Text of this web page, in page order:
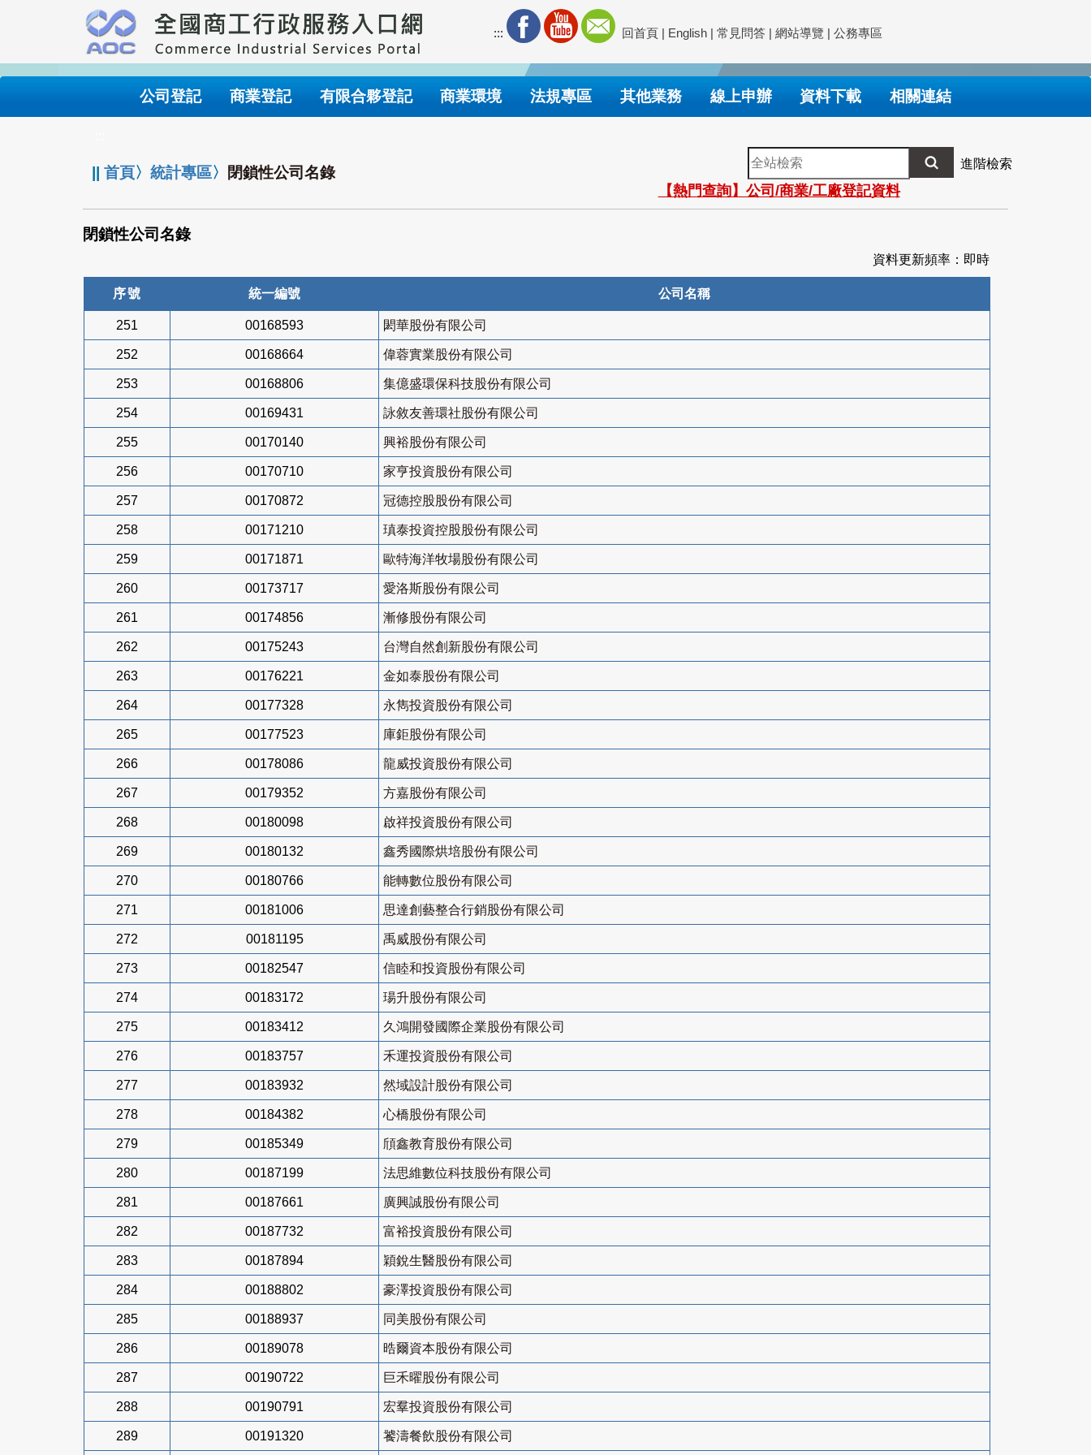
要
內
::: 回首頁 | English | 常見問答 | 網站導覽 | 公務專區
公司登記 商業登記 有限合夥登記 商業環境 法規專區 其他業務 線上申辦 資料下載 相關連結
||首頁〉統計專區〉 閉鎖性公司名錄
全
站
檢
索
進階檢索
【熱門查詢】公司/商業/工廠登記資料
閉鎖性公司名錄
資料更新頻率：即時
序號 統一編號 公司名稱
251 00168593 閎華股份有限公司
252 00168664 偉蓉實業股份有限公司
253 00168806 集億盛環保科技股份有限公司
254 00169431 詠敘友善環社股份有限公司
255 00170140 興裕股份有限公司
256 00170710 家亨投資股份有限公司
257 00170872 冠德控股股份有限公司
258 00171210 瑱泰投資控股股份有限公司
259 00171871 歐特海洋牧場股份有限公司
260 00173717 愛洛斯股份有限公司
261 00174856 漸修股份有限公司
262 00175243 台灣自然創新股份有限公司
263 00176221 金如泰股份有限公司
264 00177328 永雋投資股份有限公司
265 00177523 庫鉅股份有限公司
266 00178086 龍威投資股份有限公司
267 00179352 方嘉股份有限公司
268 00180098 啟祥投資股份有限公司
269 00180132 鑫秀國際烘培股份有限公司
270 00180766 能轉數位股份有限公司
271 00181006 思達創藝整合行銷股份有限公司
272 00181195 禹威股份有限公司
273 00182547 信睦和投資股份有限公司
274 00183172 瑒升股份有限公司
275 00183412 久鴻開發國際企業股份有限公司
276 00183757 禾運投資股份有限公司
277 00183932 然域設計股份有限公司
278 00184382 心橋股份有限公司
279 00185349 頎鑫教育股份有限公司
280 00187199 法思維數位科技股份有限公司
281 00187661 廣興誠股份有限公司
282 00187732 富裕投資股份有限公司
283 00187894 穎銳生醫股份有限公司
284 00188802 豪澤投資股份有限公司
285 00188937 同美股份有限公司
286 00189078 晧爾資本股份有限公司
287 00190722 巨禾曜股份有限公司
288 00190791 宏羣投資股份有限公司
289 00191320 饕濤餐飲股份有限公司